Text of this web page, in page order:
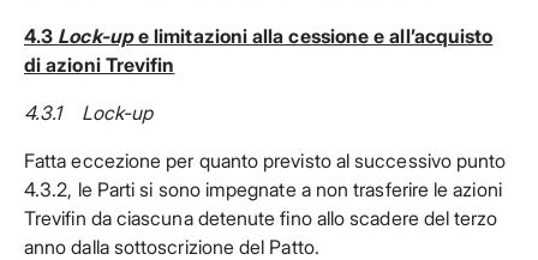
4.3 Lock-upe limitazioni alla cessione e all’acquisto
di azioni Trevifin
4.3.1 Lock-up
Fatta eccezione per quanto previsto al successivo punto
4.3.2, le Parti si sono impegnate a non trasferire le azioni
Trevifin da ciascuna detenute fino allo scadere del terzo
anno dalla sottoscrizione del Patto.